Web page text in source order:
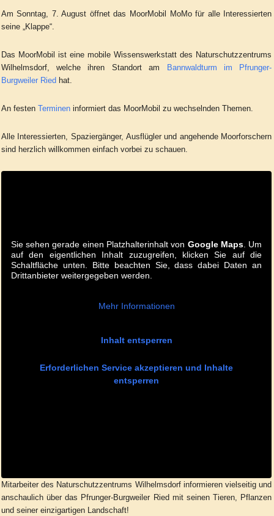
Am Sonntag, 7. August öffnet das MoorMobil MoMo für alle Interessierten
seine „Klappe“.
Das MoorMobil ist eine mobile Wissenswerkstatt des Naturschutzzentrums
Wilhelmsdorf, welche ihren Standort am
Bannwaldturm im Pfrunger-
Burgweiler Ried hat.
An festen Termineninformiert das MoorMobil zu wechselnden Themen.
Alle Interessierten, Spaziergänger, Ausflügler und angehende Moorforschern
sind herzlich willkommen einfach vorbei zu schauen.
Sie sehen gerade einen Platzhalterinhalt von Google Maps. Um
auf den eigentlichen Inhalt zuzugreifen, klicken Sie auf die
Schaltfläche unten. Bitte beachten Sie, dass dabei Daten an
Drittanbieter weitergegeben werden.
Mehr Informationen
Inhalt entsperren
Erforderlichen Service akzeptieren und Inhalte
entsperren
Mitarbeiter des Naturschutzzentrums Wilhelmsdorf informieren vielseitig und
anschaulich über das Pfrunger-Burgweiler Ried mit seinen Tieren, Pflanzen
und seiner einzigartigen Landschaft!